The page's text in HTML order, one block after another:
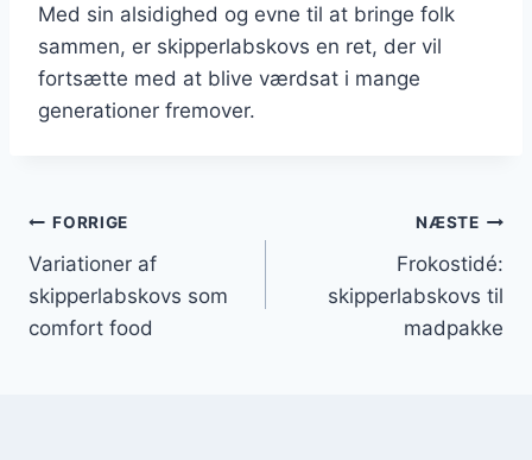
Med sin alsidighed og evne til at bringe folk
sammen, er skipperlabskovs en ret, der vil
fortsætte med at blive værdsat i mange
generationer fremover.
Indlægsnavigation
FORRIGE
Variationer af
skipperlabskovs som
comfort food
NÆSTE
Frokostidé:
skipperlabskovs til
madpakke